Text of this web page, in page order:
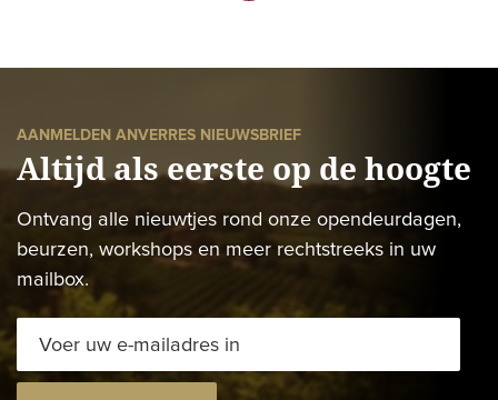
AANMELDEN ANVERRES NIEUWSBRIEF
Altijd als eerste op de hoogte
Ontvang alle nieuwtjes rond onze opendeurdagen,
beurzen, workshops en meer rechtstreeks in uw
mailbox.